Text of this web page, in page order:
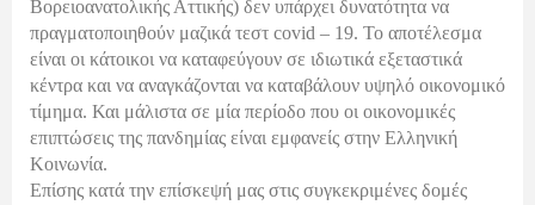
Βορειοανατολικής Αττικής) δεν υπάρχει δυνατότητα να
πραγματοποιηθούν μαζικά τεστ covid – 19. Το αποτέλεσμα
είναι οι κάτοικοι να καταφεύγουν σε ιδιωτικά εξεταστικά
κέντρα και να αναγκάζονται να καταβάλουν υψηλό οικονομικό
τίμημα. Και μάλιστα σε μία περίοδο που οι οικονομικές
επιπτώσεις της πανδημίας είναι εμφανείς στην Ελληνική
Κοινωνία.
Επίσης κατά την επίσκεψή μας στις συγκεκριμένες δομές